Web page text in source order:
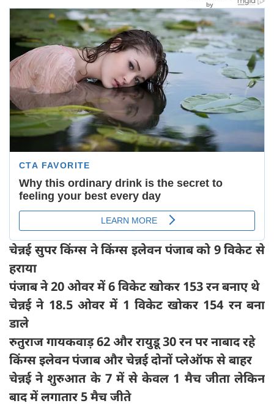
चेन्नई सुपर किंग्स ने किंग्स इलेवन पंजाब को 9 विकेट से
हराया
पंजाब ने 20 ओवर में 6 विकेट खोकर 153 रन बनाए थे
चेन्नई ने 18.5 ओवर में 1 विकेट खोकर 154 रन बना
डाले
रुतुराज गायकवाड़ 62 और रायुडू 30 रन पर नाबाद रहे
किंग्स इलेवन पंजाब और चेन्नई दोनों प्लेऑफ से बाहर
चेन्नई ने शुरुआत के 7 में से केवल 1 मैच जीता लेकिन
बाद में लगातार 5 मैच जीते